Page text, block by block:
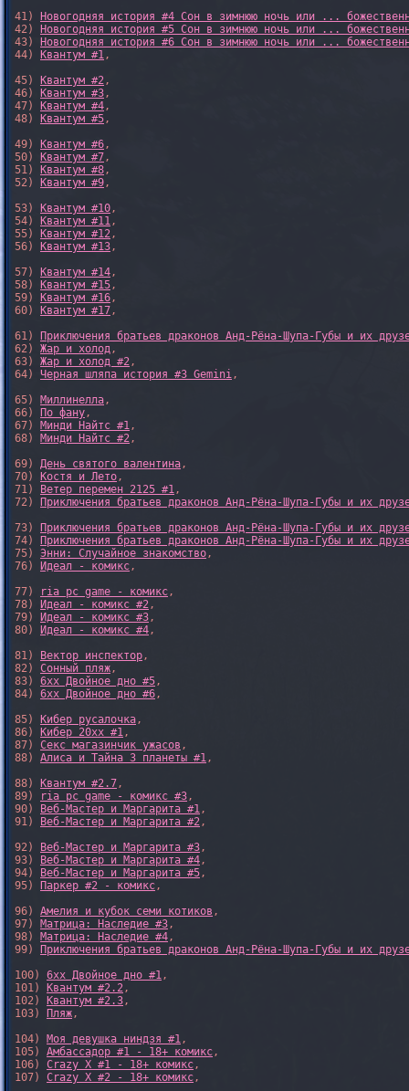
41)
Новогодняя история #4 Сон в зимнюю ночь или ...
42)
Новогодняя история #5 Сон в зимнюю ночь или ...
43)
Новогодняя история #6 Сон в зимнюю ночь или ...
44)
Квантум #1,
45)
Квантум #2,
46)
Квантум #3,
47)
Квантум #4,
48)
Квантум #5,
49)
Квантум #6,
50)
Квантум #7,
51)
Квантум #8,
52)
Квантум #9,
53)
Квантум #10,
54)
Квантум #11,
55)
Квантум #12,
56)
Квантум #13,
57)
Квантум #14,
58)
Квантум #15,
59)
Квантум #16,
60)
Квантум #17,
61)
Приключения братьев драконов Анд-Рёна-Шупа-Губы и их
62) Жар и холод,
63) Жар и холод #2,
64) Черная шляпа история #3 Gemini,
65) Миллинелла,
66)
По фану,
67) Минди Найтс #1,
68) Минди Найтс #2,
69) День святого валентина,
70)
Костя и Лето,
71)
Ветер перемен 2125 #1,
72)
Приключения братьев драконов Анд-Рёна-Шупа-Губы и их
73)
Приключения братьев драконов Анд-Рёна-Шупа-Губы и их
74)
Приключения братьев драконов Анд-Рёна-Шупа-Губы и их
75) Энни: Случайное знакомство,
76)
Идеал - комикс,
77)
ria pc game - комикс,
78)
Идеал - комикс #2,
79)
Идеал - комикс #3,
80)
Идеал - комикс #4,
81)
Вектор инспектор,
82) Сонный пляж,
83) 6xx Двойное дно #5,
84) 6xx Двойное дно #6,
85)
Кибер русалочка,
86)
Кибер 20xx #1,
87) Секс магазинчик ужасов ,
88) Алиса и Тайна 3 планеты #1,
88)
Квантум #2.7,
89)
ria pc game - комикс #3,
90)
Веб-Мастер и Маргарита #1,
91)
Веб-Мастер и Маргарита #2,
92)
Веб-Мастер и Маргарита #3,
93)
Веб-Мастер и Маргарита #4,
94)
Веб-Мастер и Маргарита #5,
95)
Паркер #2 - комикс,
96) Амелия и кубок семи котиков ,
97) Матрица: Наследие #3,
98) Матрица: Наследие #4,
99)
Приключения братьев драконов Анд-Рёна-Шупа-Губы и их
100) 6xx Двойное дно #1,
101)
Квантум #2.2,
102)
Квантум #2.3,
103)
Пляж,
104) Моя девушка ниндзя #1,
105) Амбассадор #1 - 18+ комикс,
106) Crazy X #1 - 18+ комикс,
107) Crazy X #2 - 18+ комикс,